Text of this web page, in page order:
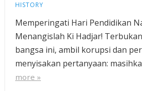
HISTORY
Memperingati Hari Pendidikan
Menangislah Ki Hadjar!
bangsa ini, ambil korupsi dan
menyisakan pertanyaan:
more »